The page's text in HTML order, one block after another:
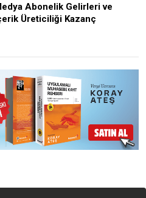
Abonelik Gelirleri ve
Üreticiliği Kazanç